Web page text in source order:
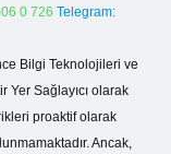
0 726 Telegram:
Bilgi Teknolojileri ve
Yer Sağlayıcı olarak
proaktif olarak
Ancak,